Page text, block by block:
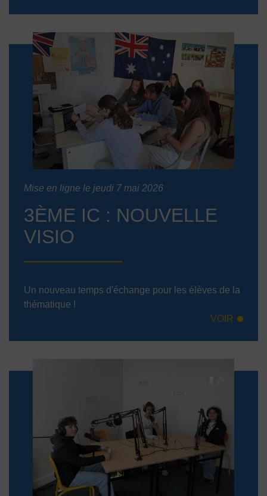
Mise en ligne le jeudi 7 mai 2026
3ÈME IC : NOUVELLE
VISIO
Un nouveau temps d'échange pour les élèves de la
thématique !
VOIR